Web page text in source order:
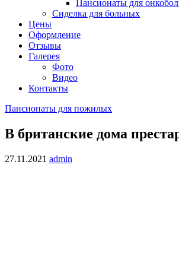
Пансионаты для
Сиделка для больных
Цены
Оформление
Отзывы
Галерея
Фото
Видео
Контакты
Пансионаты для пожилых
В британские дома
27.11.2021 admin